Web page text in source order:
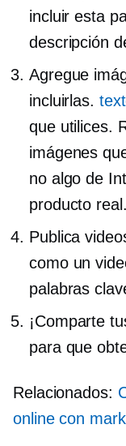
incluir esta
descripción
Agregue
incluirlas.
que utilices.
imágenes
no algo de
producto real.
Publica
como un
palabras
¡Comparte
para que
Relacionados:
online con